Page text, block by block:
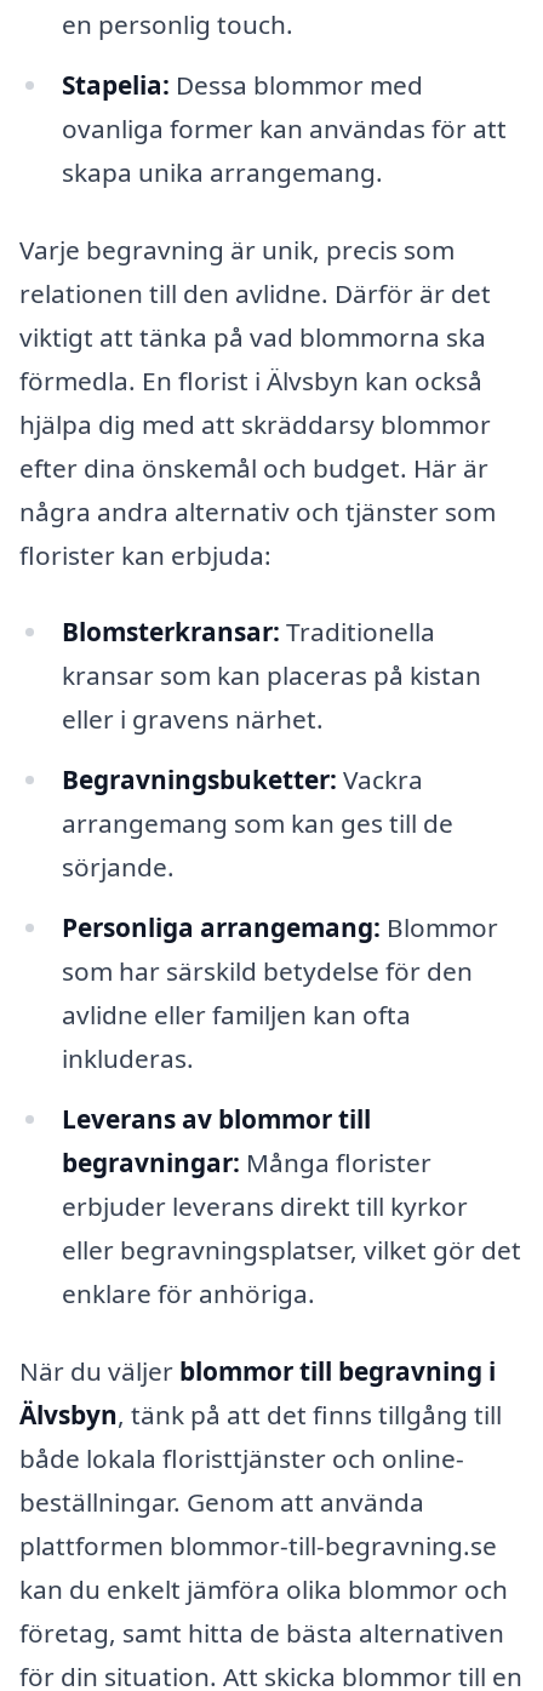
en personlig touch.
Stapelia: Dessa blommor med
ovanliga former kan användas för att
skapa unika arrangemang.
Varje begravning är unik, precis som
relationen till den avlidne. Därför är det
viktigt att tänka på vad blommorna ska
förmedla. En florist i Älvsbyn kan också
hjälpa dig med att skräddarsy blommor
efter dina önskemål och budget. Här är
några andra alternativ och tjänster som
florister kan erbjuda:
Blomsterkransar: Traditionella
kransar som kan placeras på kistan
eller i gravens närhet.
Begravningsbuketter: Vackra
arrangemang som kan ges till de
sörjande.
Personliga arrangemang: Blommor
som har särskild betydelse för den
avlidne eller familjen kan ofta
inkluderas.
Leverans av blommor till
begravningar: Många florister
erbjuder leverans direkt till kyrkor
eller begravningsplatser, vilket gör det
enklare för anhöriga.
När du väljer blommor till begravning i
Älvsbyn, tänk på att det finns tillgång till
både lokala floristtjänster och online-
beställningar. Genom att använda
plattformen blommor-till-begravning.se
kan du enkelt jämföra olika blommor och
företag, samt hitta de bästa alternativen
för din situation. Att skicka blommor till en